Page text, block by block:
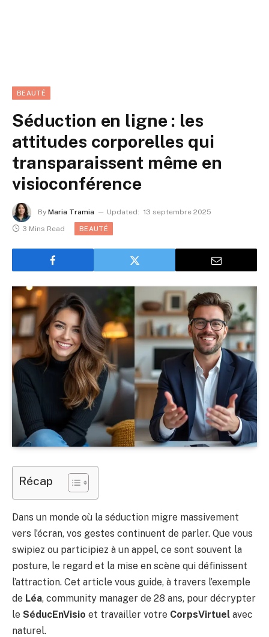
BEAUTÉ
Séduction en ligne : les
attitudes corporelles qui
transparaissent même en
visioconférence
By Maria Tramia Updated: 13 septembre 2025
3 Mins Read
BEAUTÉ
Récap
Dans un monde où la séduction migre massivement
vers l’écran, vos gestes continuent de parler. Que vous
swipiez ou participiez à un appel, ce sont souvent la
posture, le regard et la mise en scène qui définissent
l’attraction. Cet article vous guide, à travers l’exemple
de Léa, community manager de 28 ans, pour décrypter
le SéducEnVisio et travailler votre CorpsVirtuel avec
naturel.